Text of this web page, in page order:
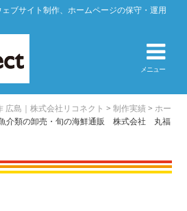
ブサイト制作、ホームページの保守・運用
メニュー
広島｜株式会社リコネクト >制作実績 >ホー
介類の卸売・旬の海鮮通販 株式会社 丸福